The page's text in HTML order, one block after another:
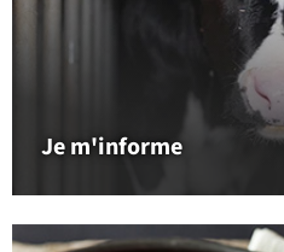
Je m'informe